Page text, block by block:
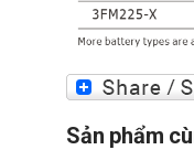
Sản phẩm